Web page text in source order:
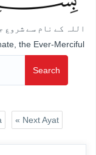
اللہ کے نام سے شروع
the Ever-Merciful
Search
« Next Ayat